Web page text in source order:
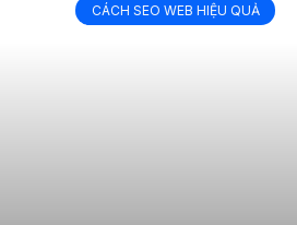
CÁCH SEO WEB HIỆU QUẢ